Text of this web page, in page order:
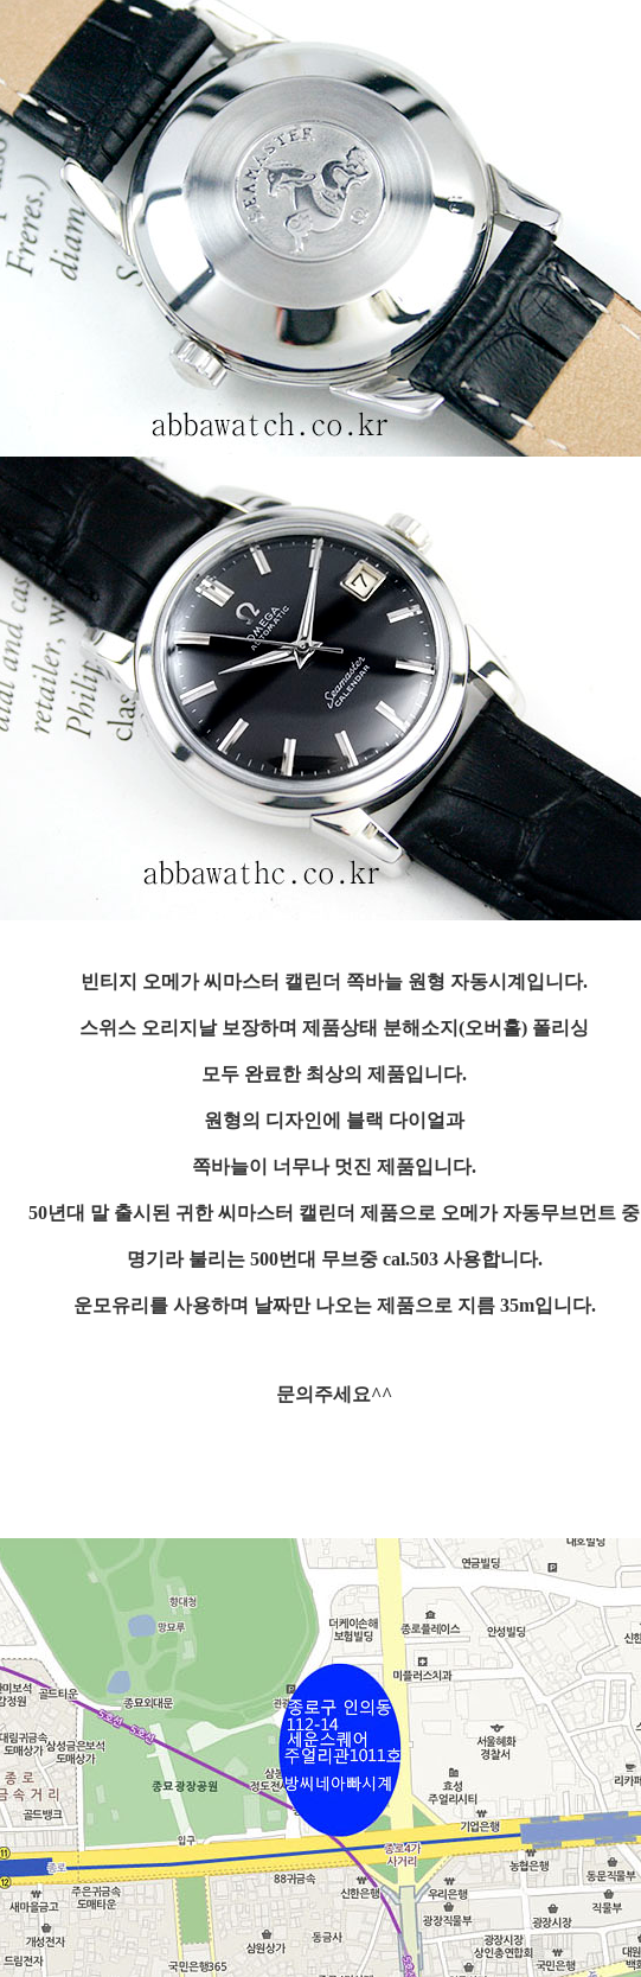
빈티지 오메가 씨마스터 캘린더 쪽바늘 원형 자동시계입니다.
스위스 오리지날 보장하며 제품상태 분해소지(오버홀) 폴리싱
모두 완료한 최상의 제품입니다.
원형의 디자인에 블랙 다이얼과
쪽바늘이 너무나 멋진 제품입니다.
50년대 말 출시된 귀한 씨마스터 캘린더 제품으로 오메가 자동무브먼트 중
명기라 불리는 500번대 무브중 cal.503 사용합니다.
운모유리를 사용하며 날짜만 나오는 제품으로 지름 35m입니다.
문의주세요^^